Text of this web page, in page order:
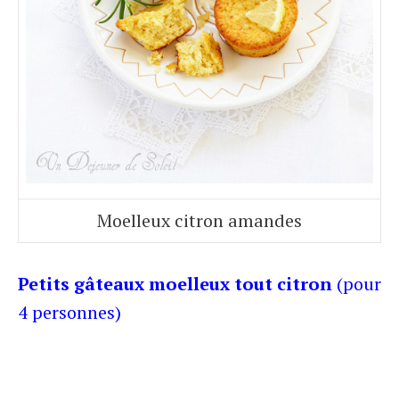
Moelleux citron amandes
Petits gâteaux moelleux tout citron (pour
4 personnes)